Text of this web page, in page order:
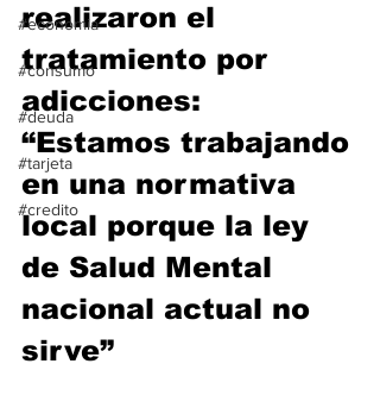
#economia
#consumo
#deuda
#tarjeta
#credito
realizaron el
tratamiento por
adicciones:
“Estamos trabajando
en una normativa
local porque la ley
de Salud Mental
nacional actual no
sirve”